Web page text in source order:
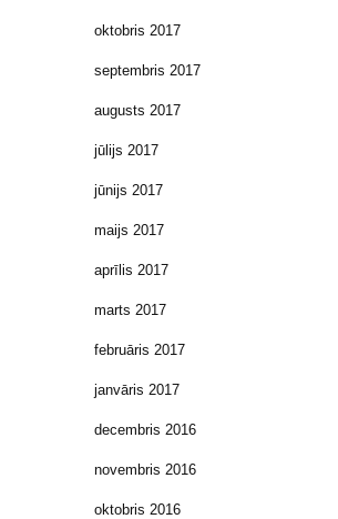
oktobris 2017
septembris 2017
augusts 2017
jūlijs 2017
jūnijs 2017
maijs 2017
aprīlis 2017
marts 2017
februāris 2017
janvāris 2017
decembris 2016
novembris 2016
oktobris 2016